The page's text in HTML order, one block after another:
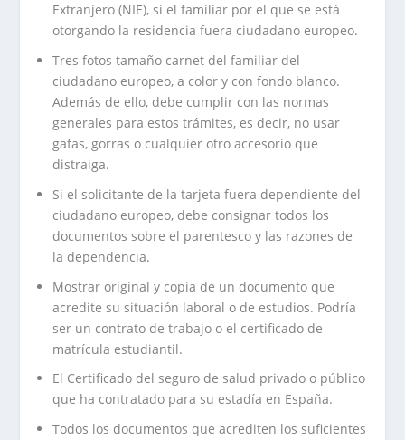
Extranjero (NIE), si el familiar por el que se está
otorgando la residencia fuera ciudadano europeo.
Tres fotos tamaño carnet del familiar del
ciudadano europeo, a color y con fondo blanco.
Además de ello, debe cumplir con las normas
generales para estos trámites, es decir, no usar
gafas, gorras o cualquier otro accesorio que
distraiga.
Si el solicitante de la tarjeta fuera dependiente del
ciudadano europeo, debe consignar todos los
documentos sobre el parentesco y las razones de
la dependencia.
Mostrar original y copia de un documento que
acredite su situación laboral o de estudios. Podría
ser un contrato de trabajo o el certificado de
matrícula estudiantil.
El Certificado del seguro de salud privado o público
que ha contratado para su estadía en España.
Todos los documentos que acrediten los suficientes